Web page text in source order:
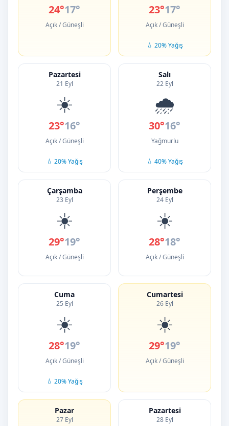
24°17°
Açık / Güneşli
23°17°
Açık / Güneşli
💧 20% Yağış
Pazartesi
21 Eyl
☀️
23°16°
Açık / Güneşli
💧 20% Yağış
Salı
22 Eyl
🌧️
30°16°
Yağmurlu
💧 40% Yağış
Çarşamba
23 Eyl
☀️
29°19°
Açık / Güneşli
Perşembe
24 Eyl
☀️
28°18°
Açık / Güneşli
Cuma
25 Eyl
☀️
28°19°
Açık / Güneşli
💧 20% Yağış
Cumartesi
26 Eyl
☀️
29°19°
Açık / Güneşli
Pazar
27 Eyl
Pazartesi
28 Eyl